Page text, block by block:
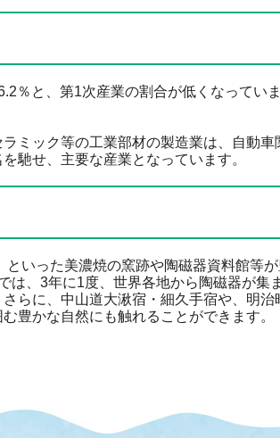
％と、第1次産業の割合が低くなっていま
ミック等の工業部材の製造業は、自動車
馳せ、主要な産業となっています。
いった美濃焼の窯跡や陶磁器資料館等が
は、3年に1度、世界各地から陶磁器が集
さらに、中山道大湫宿・細久手宿や、明治
豊かな自然にも触れることができます。